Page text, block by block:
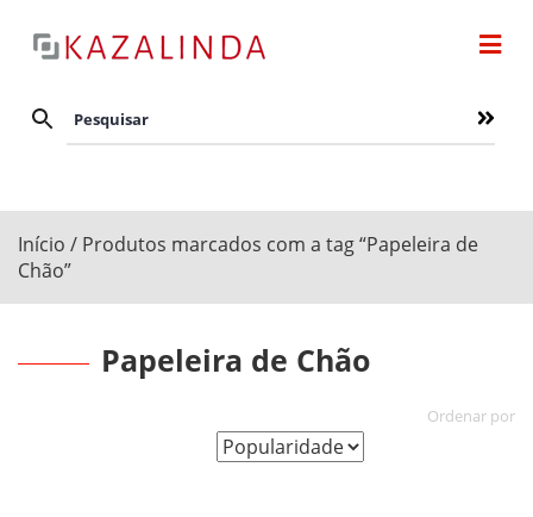
Início / Produtos marcados com a tag “Papeleira de
Chão”
Papeleira de Chão